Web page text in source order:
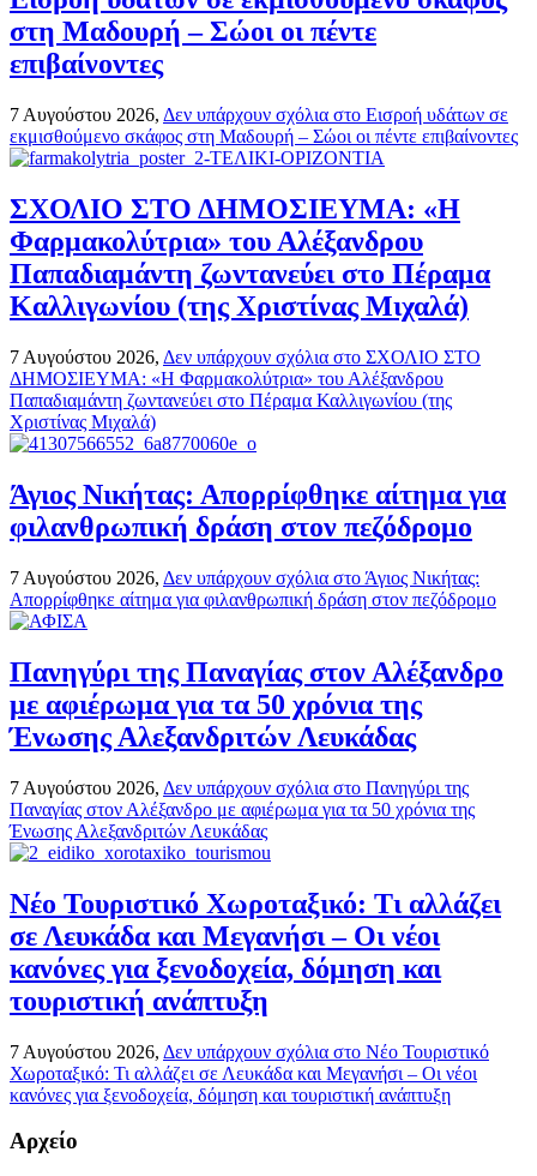
στη Μαδουρή – Σώοι οι πέντε
επιβαίνοντες
7 Αυγούστου 2026, Δεν υπάρχουν σχόλια στο Εισροή υδάτων σε
εκμισθούμενο σκάφος στη Μαδουρή – Σώοι οι πέντε επιβαίνοντες
ΣΧΟΛΙΟ ΣΤΟ ΔΗΜΟΣΙΕΥΜΑ: «Η
Φαρμακολύτρια» του Αλέξανδρου
Παπαδιαμάντη ζωντανεύει στο Πέραμα
Καλλιγωνίου (της Χριστίνας Μιχαλά)
7 Αυγούστου 2026, Δεν υπάρχουν σχόλια στο ΣΧΟΛΙΟ ΣΤΟ
ΔΗΜΟΣΙΕΥΜΑ: «Η Φαρμακολύτρια» του Αλέξανδρου
Παπαδιαμάντη ζωντανεύει στο Πέραμα Καλλιγωνίου (της
Χριστίνας Μιχαλά)
Άγιος Νικήτας: Απορρίφθηκε αίτημα για
φιλανθρωπική δράση στον πεζόδρομο
7 Αυγούστου 2026, Δεν υπάρχουν σχόλια στο Άγιος Νικήτας:
Απορρίφθηκε αίτημα για φιλανθρωπική δράση στον πεζόδρομο
Πανηγύρι της Παναγίας στον Αλέξανδρο
με αφιέρωμα για τα 50 χρόνια της
Ένωσης Αλεξανδριτών Λευκάδας
7 Αυγούστου 2026, Δεν υπάρχουν σχόλια στο Πανηγύρι της
Παναγίας στον Αλέξανδρο με αφιέρωμα για τα 50 χρόνια της
Ένωσης Αλεξανδριτών Λευκάδας
Νέο Τουριστικό Χωροταξικό: Τι αλλάζει
σε Λευκάδα και Μεγανήσι – Οι νέοι
κανόνες για ξενοδοχεία, δόμηση και
τουριστική ανάπτυξη
7 Αυγούστου 2026, Δεν υπάρχουν σχόλια στο Νέο Τουριστικό
Χωροταξικό: Τι αλλάζει σε Λευκάδα και Μεγανήσι – Οι νέοι
κανόνες για ξενοδοχεία, δόμηση και τουριστική ανάπτυξη
Αρχείο